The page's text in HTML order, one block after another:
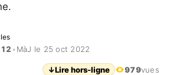
• MàJ le 25 oct 2022
↓Lire hors-ligne 979vues